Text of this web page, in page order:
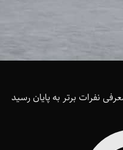
نفرات برتر به پایان رسید